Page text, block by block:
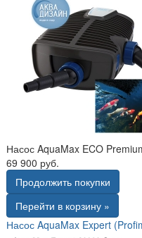
Насос AquaMax ECO
69 900 руб.
Продолжить покупки
Перейти в корзину »
Насос AquaMax Expert